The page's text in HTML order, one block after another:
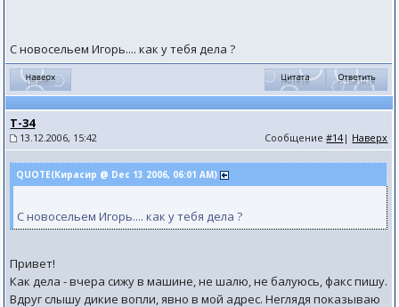
С новосельем Игорь.... как у тебя дела ?
T-34
13.12.2006, 15:42 Сообщение#14| Наверх
QUOTE(Кирасир @ Dec 13 2006, 06:01 AM)
С новосельем Игорь.... как у тебя дела ?
Привет!
Как дела - вчера сижу в машине, не шалю, не балуюсь, факс пишу.
Вдруг слышу дикие вопли, явно в мой адрес. Неглядя показываю